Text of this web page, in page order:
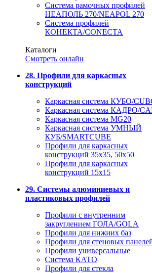
Система рамочных профилей
НЕАПОЛЬ 270/NEAPOL 270
Система профилей
КОНЕКТА/CONECTA
Каталоги
Смотреть онлайн
28. Профили для каркасных
конструкций
Каркасная система КУБО/
Каркасная система КАДРО/
Каркасная система MG20
Каркасная система УМНЫЙ
КУБ/SMARTCUBE
Профили для каркасных
конструкций 35x35, 50x50
Профили для каркасных
конструкций 15х15
29. Системы алюминиевых и
пластиковых профилей
Профили с внутренним
закруглением ГОЛА/GOLA
Профили для нижних баз
Профили для стеновых
Профили универсальные
Система КАТО
Профили для стекла